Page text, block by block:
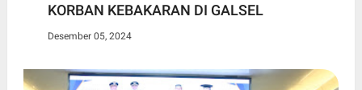
KORBAN KEBAKARAN DI GALSEL
Desember 05, 2024